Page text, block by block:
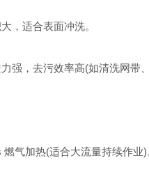
适合表面冲洗。
，去污效率高(如清洗网带
气加热(适合大流量持续作业)